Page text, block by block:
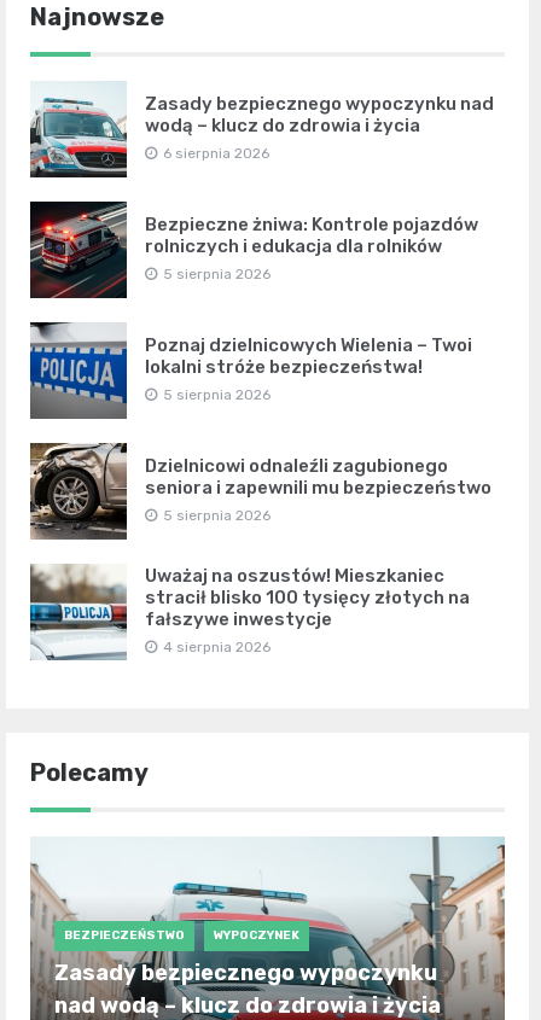
Najnowsze
Zasady bezpiecznego wypoczynku nad
wodą – klucz do zdrowia i życia
6 sierpnia 2026
Bezpieczne żniwa: Kontrole pojazdów
rolniczych i edukacja dla rolników
5 sierpnia 2026
Poznaj dzielnicowych Wielenia – Twoi
lokalni stróże bezpieczeństwa!
5 sierpnia 2026
Dzielnicowi odnaleźli zagubionego
seniora i zapewnili mu bezpieczeństwo
5 sierpnia 2026
Uważaj na oszustów! Mieszkaniec
stracił blisko 100 tysięcy złotych na
fałszywe inwestycje
4 sierpnia 2026
Polecamy
BEZPIECZEŃSTWO WYPOCZYNEK
Zasady bezpiecznego wypoczynku
nad wodą – klucz do zdrowia i życia